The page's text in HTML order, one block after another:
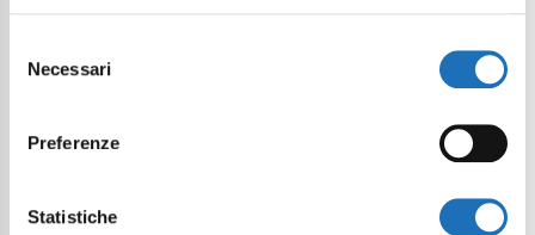
delNecessari
Preferenze
Statistiche